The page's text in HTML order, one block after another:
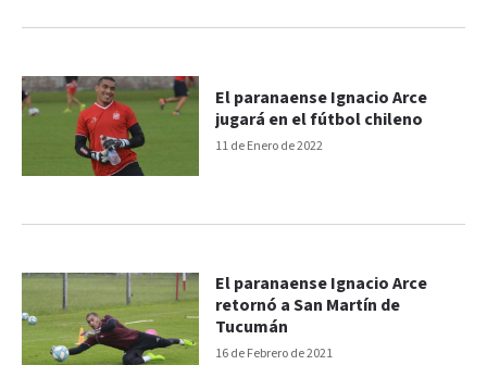
11 de Enero de 2022
El paranaense Ignacio Arce
jugará en el fútbol chileno
16 de Febrero de 2021
El paranaense Ignacio Arce
retornó a San Martín de
Tucumán